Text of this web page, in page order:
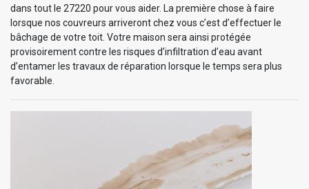
dans tout le 27220 pour vous aider. La première chose à faire
lorsque nos couvreurs arriveront chez vous c’est d’effectuer le
bâchage de votre toit. Votre maison sera ainsi protégée
provisoirement contre les risques d’infiltration d’eau avant
d’entamer les travaux de réparation lorsque le temps sera plus
favorable.